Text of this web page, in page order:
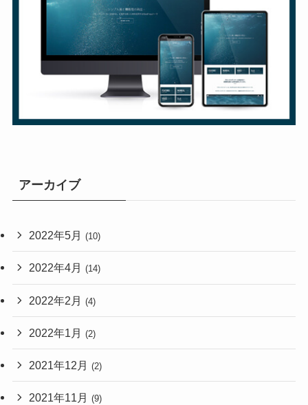
アーカイブ
2022年5月 (10)
2022年4月 (14)
2022年2月 (4)
2022年1月 (2)
2021年12月 (2)
2021年11月 (9)